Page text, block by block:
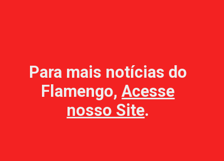
Para mais notícias do
Flamengo,Acesse
nosso Site.